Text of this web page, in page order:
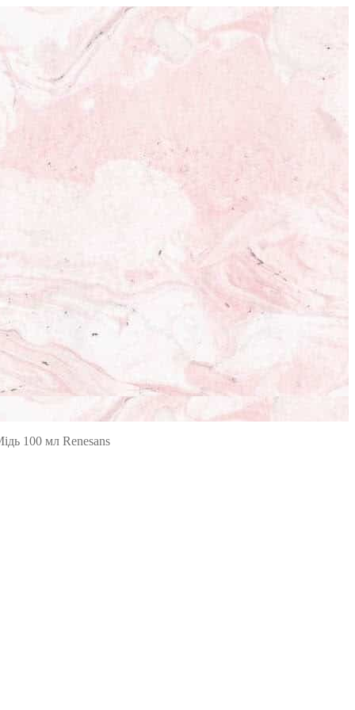
100 мл Renesans